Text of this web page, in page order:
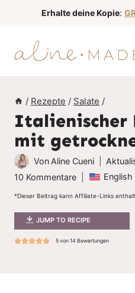
Erhalte deine Kopie:
/ Rezepte / Salate /
Italienischer
mit
Von Aline Cueni
10 Kommentare
English
*Dieser Beitrag kann Affiliate-Links
JUMP TO RECIPE
5von14 Bewertungen